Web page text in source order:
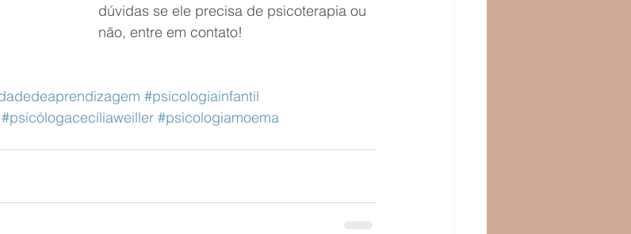
dúvidas se ele precisa de psicoterapia ou
não, entre em contato!
#psicologiainfantil
#psicólogacecíliaweiller #psicologiamoema